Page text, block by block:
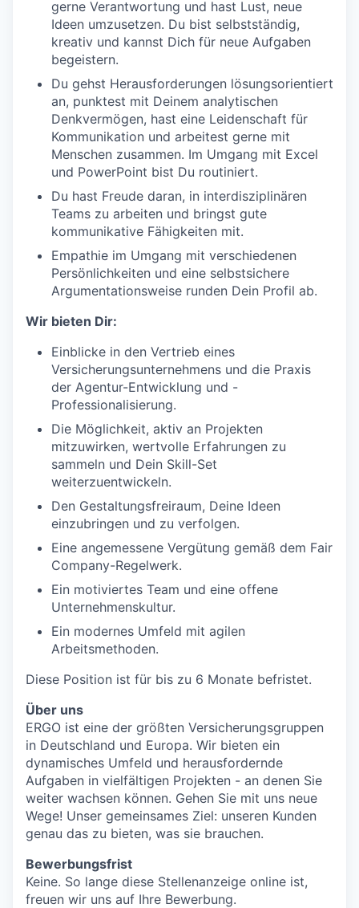
gerne Verantwortung und hast Lust, neue
Ideen umzusetzen. Du bist selbstständig,
kreativ und kannst Dich für neue Aufgaben
begeistern.
Du gehst Herausforderungen lösungsorientiert
an, punktest mit Deinem analytischen
Denkvermögen, hast eine Leidenschaft für
Kommunikation und arbeitest gerne mit
Menschen zusammen. Im Umgang mit Excel
und PowerPoint bist Du routiniert.
Du hast Freude daran, in interdisziplinären
Teams zu arbeiten und bringst gute
kommunikative Fähigkeiten mit.
Empathie im Umgang mit verschiedenen
Persönlichkeiten und eine selbstsichere
Argumentationsweise runden Dein Profil ab.
Wir bieten Dir:
Einblicke in den Vertrieb eines
Versicherungsunternehmens und die Praxis
der Agentur-Entwicklung und -
Professionalisierung.
Die Möglichkeit, aktiv an Projekten
mitzuwirken, wertvolle Erfahrungen zu
sammeln und Dein Skill-Set
weiterzuentwickeln.
Den Gestaltungsfreiraum, Deine Ideen
einzubringen und zu verfolgen.
Eine angemessene Vergütung gemäß dem Fair
Company-Regelwerk.
Ein motiviertes Team und eine offene
Unternehmenskultur.
Ein modernes Umfeld mit agilen
Arbeitsmethoden.
Diese Position ist für bis zu 6 Monate befristet.
Über uns
ERGO ist eine der größten Versicherungsgruppen
in Deutschland und Europa. Wir bieten ein
dynamisches Umfeld und herausfordernde
Aufgaben in vielfältigen Projekten - an denen Sie
weiter wachsen können. Gehen Sie mit uns neue
Wege! Unser gemeinsames Ziel: unseren Kunden
genau das zu bieten, was sie brauchen.
Bewerbungsfrist
Keine. So lange diese Stellenanzeige online ist,
freuen wir uns auf Ihre Bewerbung.